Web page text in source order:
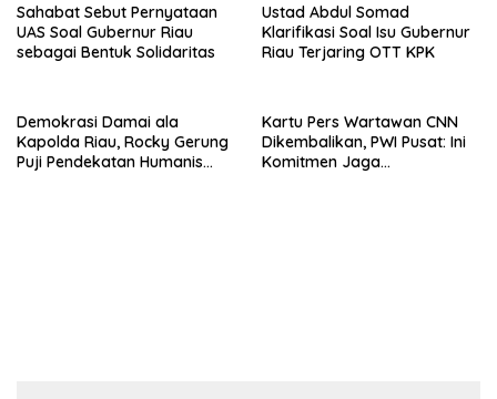
Sahabat Sebut Pernyataan
UAS Soal Gubernur Riau
sebagai Bentuk Solidaritas
Ustad Abdul Somad
Klarifikasi Soal Isu Gubernur
Riau Terjaring OTT KPK
Demokrasi Damai ala
Kapolda Riau, Rocky Gerung
Puji Pendekatan Humanis
Kartu Pers Wartawan CNN
Dikembalikan, PWI Pusat: Ini
Komitmen Jaga